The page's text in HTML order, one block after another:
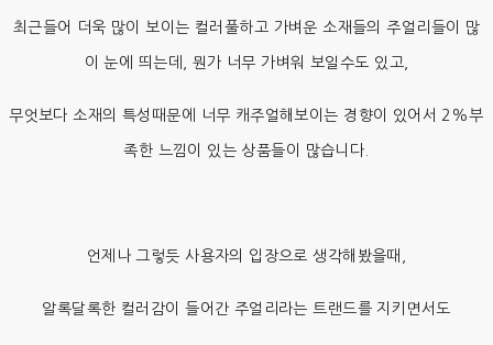
최근들어 더욱 많이 보이는 컬러풀하고 가벼운 소재들의 주얼리들이 많
이 눈에 띄는데, 뭔가 너무 가벼워 보일수도 있고,
무엇보다 소재의 특성때문에 너무 캐주얼해보이는 경향이 있어서 2%부
족한 느낌이 있는 상품들이 많습니다.
언제나 그렇듯 사용자의 입장으로 생각해봤을때,
알록달록한 컬러감이 들어간 주얼리라는 트랜드를 지키면서도